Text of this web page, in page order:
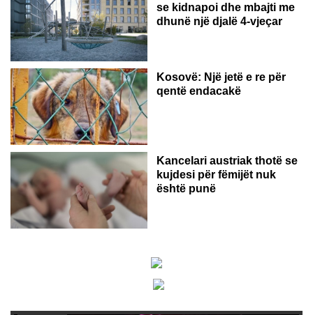
se kidnapoi dhe mbajti me
dhunë një djalë 4-vjeçar
Kosovë: Një jetë e re për
qentë endacakë
Kancelari austriak thotë se
kujdesi për fëmijët nuk
është punë